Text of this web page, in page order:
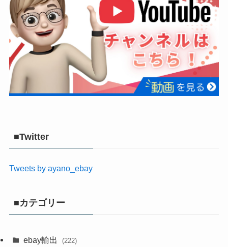
■Twitter
Tweets by ayano_ebay
■カテゴリー
ebay輸出 (222)